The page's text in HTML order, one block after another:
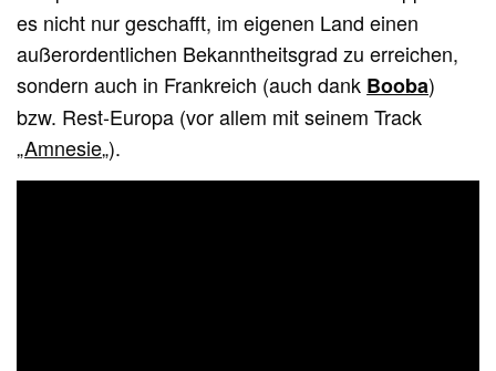
es nicht nur geschafft, im eigenen Land einen
außerordentlichen Bekanntheitsgrad zu erreichen,
sondern auch in Frankreich (auch dank Booba)
bzw. Rest-Europa (vor allem mit seinem Track
„Amnesie„).